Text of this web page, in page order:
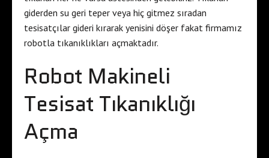
giderden su geri teper veya hiç gitmez sıradan
tesisatçılar gideri kırarak yenisini döşer fakat firmamız
robotla tıkanıklıkları açmaktadır.
Robot Makineli
Tesisat Tıkanıklığı
Açma